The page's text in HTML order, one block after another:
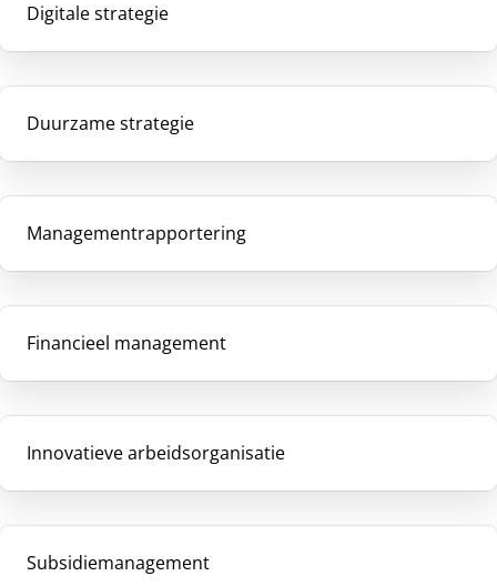
Digitale strategie
Duurzame strategie
Managementrapportering
Financieel management
Innovatieve arbeidsorganisatie
Subsidiemanagement